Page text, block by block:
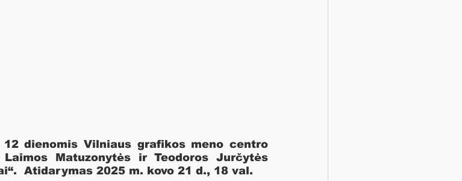
dienomis Vilniaus grafikos meno centro
Matuzonytės ir Teodoros Jurčytės
Atidarymas 2025 m. kovo 21 d., 18 val.